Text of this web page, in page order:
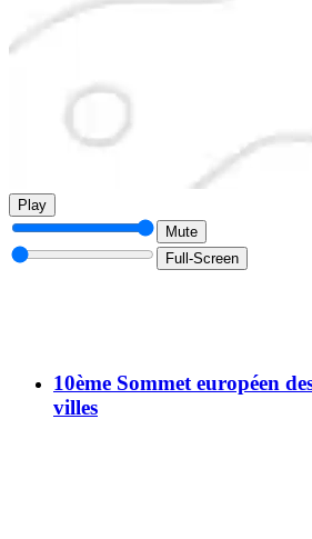
Play
Mute
Full-Screen
10ème Sommet européen
villes